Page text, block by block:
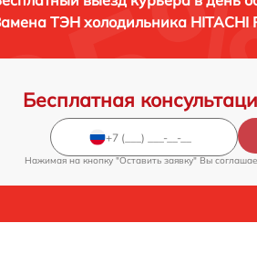
ТЭН холодильника HITACHI
Бесплатная
Нажимая на кнопку "Оставить заявку" Вы